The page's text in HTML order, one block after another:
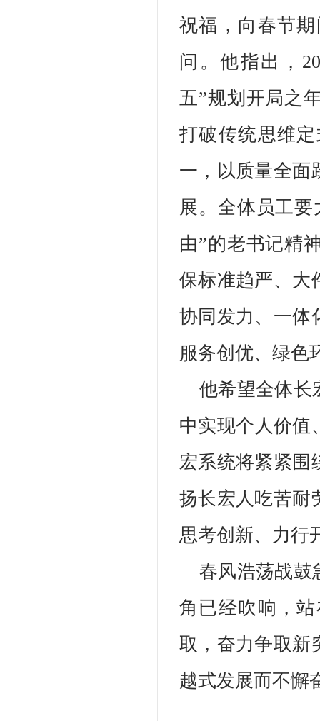
祝福，向春节
问。他指出，
五”规划开局之
打破传统思维
一，以质量全面
展。全体员工
由”的老书记精
保标准趋严、大
协同发力、一体
服务创优、绿色
他希望全体长
中实现个人价值
宏系统将紧紧围
扬长宏人吃苦耐
思考创新、力行
春风浩荡战鼓
角已经吹响，
取，奋力争取新
越式发展而不懈